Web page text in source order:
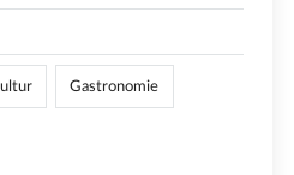
Gastronomie